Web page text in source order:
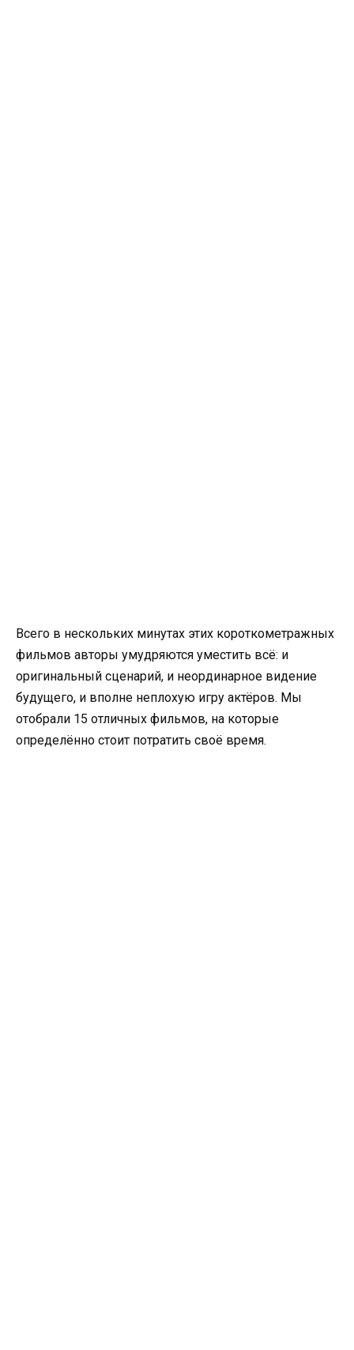
Всего в нескольких минутах этих короткометражных
фильмов авторы умудряются уместить всё: и
оригинальный сценарий, и неординарное видение
будущего, и вполне неплохую игру актёров. Мы
отобрали 15 отличных фильмов, на которые
определённо стоит потратить своё время.